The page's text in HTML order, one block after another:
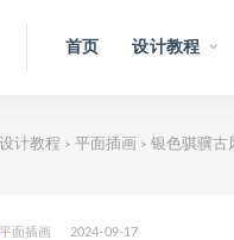
首页 设计教程
设计教程 > 平面插画 > 银色骐骥古
平面插画 2024-09-17